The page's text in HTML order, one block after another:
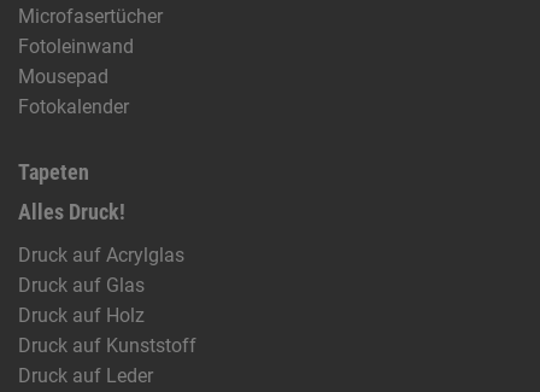
Microfasertücher
Fotoleinwand
Mousepad
Fotokalender
Tapeten
Alles Druck!
Druck auf Acrylglas
Druck auf Glas
Druck auf Holz
Druck auf Kunststoff
Druck auf Leder